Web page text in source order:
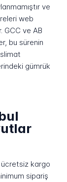
ve
web
GCC ve AB
bu sürenin
gümrük
ücretsiz kargo
sipariş